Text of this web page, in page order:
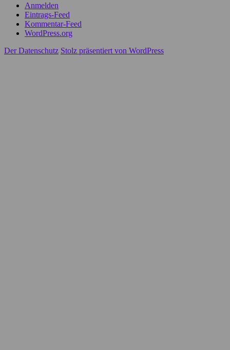
Anmelden
Eintrags-Feed
Kommentar-Feed
WordPress.org
Der Datenschutz Stolz präsentiert von WordPress